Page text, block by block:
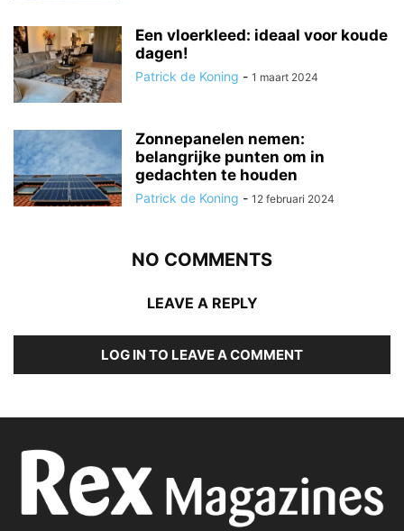
Een vloerkleed: ideaal voor koude
dagen!
Patrick de Koning - 1 maart 2024
Zonnepanelen nemen:
belangrijke punten om in
gedachten te houden
Patrick de Koning - 12 februari 2024
NO COMMENTS
LEAVE A REPLY
LOG IN TO LEAVE A COMMENT